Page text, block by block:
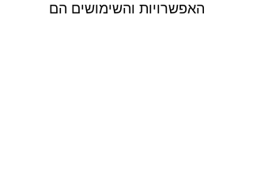
האפשרויות והשימושים הם